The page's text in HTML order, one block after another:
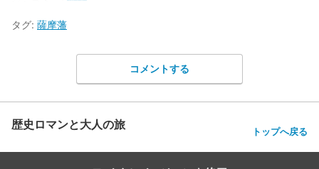
タグ: 薩摩藩
コメントする
歴史ロマンと大人の旅 トップへ戻る